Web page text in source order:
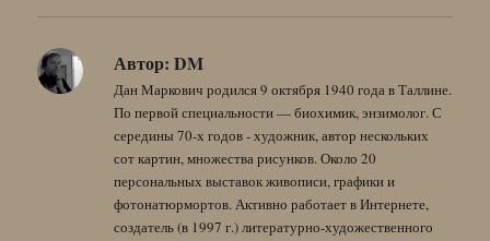
Автор: DM
Дан Маркович родился 9 октября 1940 года в Таллине.
По первой специальности — биохимик, энзимолог. С
середины 70-х годов - художник, автор нескольких
сот картин, множества рисунков. Около 20
персональных выставок живописи, графики и
фотонатюрмортов. Активно работает в Интернете,
создатель (в 1997 г.) литературно-художественного